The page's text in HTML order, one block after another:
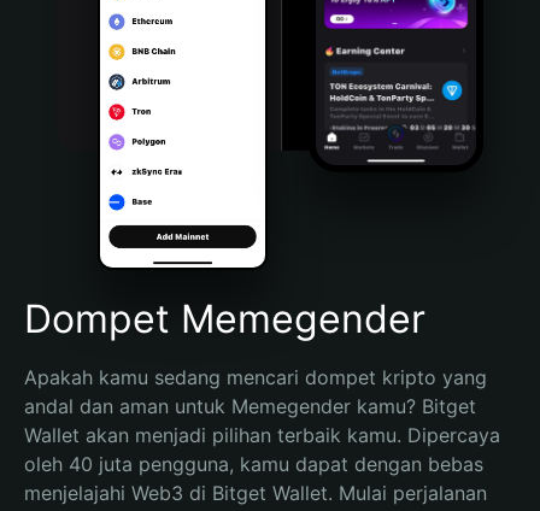
Português (Portugal)
Bahasa Indonesia
Português (Brasil)
Español (Argentina)
Dompet Memegender
Apakah kamu sedang mencari dompet kripto yang
andal dan aman untuk Memegender kamu? Bitget
Wallet akan menjadi pilihan terbaik kamu. Dipercaya
oleh 40 juta pengguna, kamu dapat dengan bebas
menjelajahi Web3 di Bitget Wallet. Mulai perjalanan